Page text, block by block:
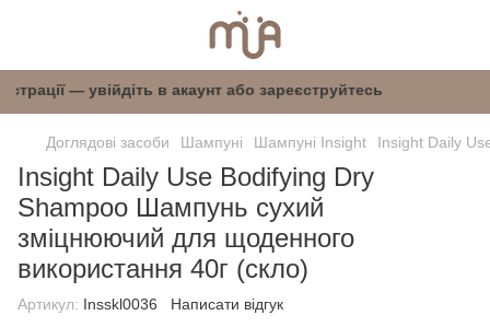
— увійдіть в акаунт або
Доглядові засоби Шампуні Шампуні Insight Insight Daily
Insight Daily Use Bodifying Dry
Shampoo Шампунь сухий
зміцнюючий для щоденного
використання 40г (скло)
Артикул: Insskl0036 Написати відгук